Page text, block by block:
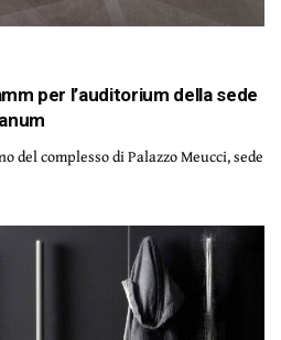
per l’auditorium della sede
del complesso di Palazzo Meucci, sede